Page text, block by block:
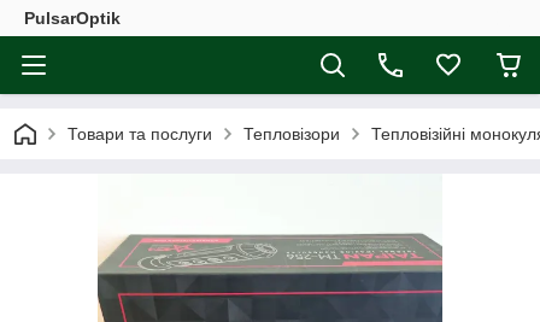
PulsarOptik
Товари та послуги Тепловізори Тепловізійні